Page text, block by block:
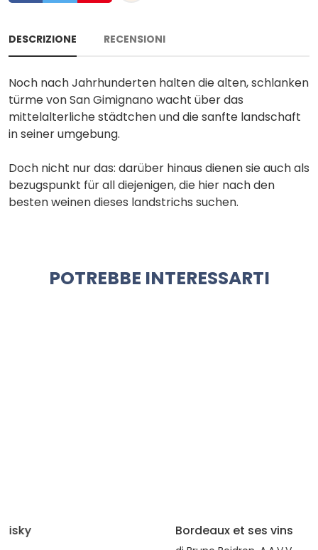
DESCRIZIONE RECENSIONI
Noch nach Jahrhunderten halten die alten, schlanken
türme von San Gimignano wacht über das
mittelalterliche städtchen und die sanfte landschaft
in seiner umgebung.
Doch nicht nur das: darüber hinaus dienen sie auch als
bezugspunkt für all diejenigen, die hier nach den
besten weinen dieses landstrichs suchen.
POTREBBE INTERESSARTI
Bordeaux et ses vins